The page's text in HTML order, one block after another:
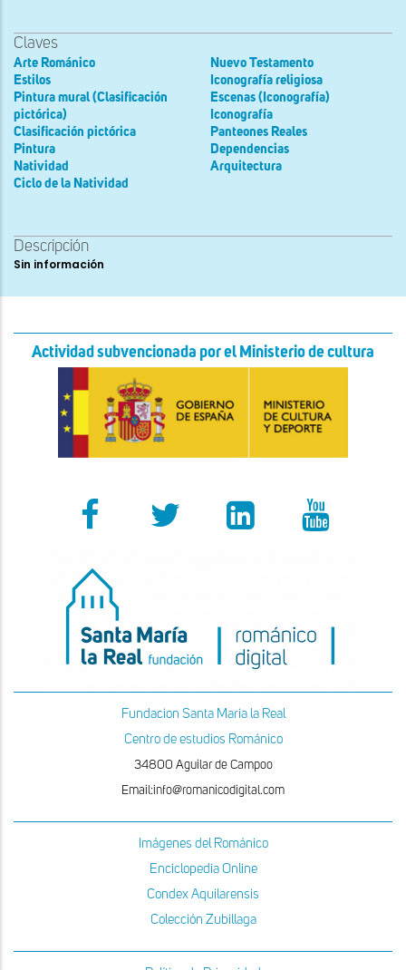
Claves
Arte Románico
Estilos
Pintura mural (Clasificación
pictórica)
Clasificación pictórica
Pintura
Natividad
Ciclo de la Natividad
Nuevo Testamento
Iconografía religiosa
Escenas (Iconografía)
Iconografía
Panteones Reales
Dependencias
Arquitectura
Descripción
Sin información
Actividad subvencionada por el Ministerio de cultura
Fundacion Santa Maria la Real
Centro de estudios Románico
34800 Aguilar de Campoo
Email:info@romanicodigital.com
Imágenes del Románico
Enciclopedia Online
Condex Aquilarensis
Colección Zubillaga